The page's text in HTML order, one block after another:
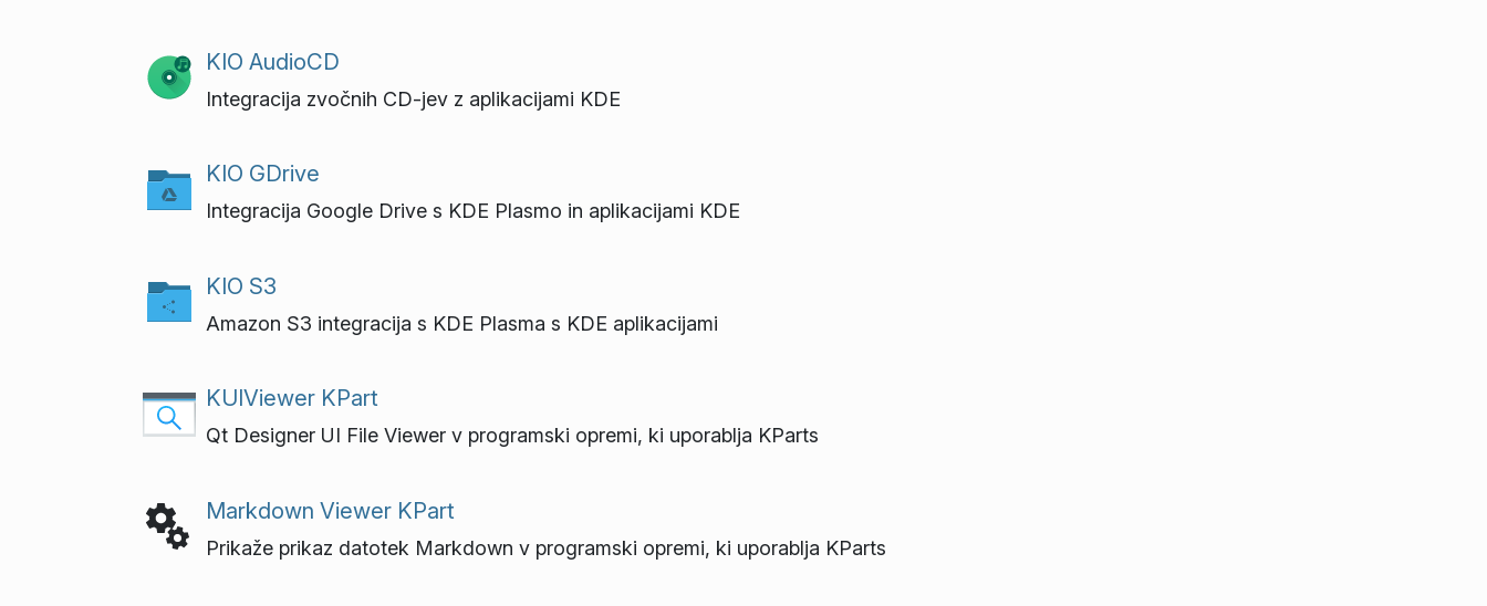
KIO AudioCD
Integracija zvočnih CD-jev z aplikacijami KDE
KIO GDrive
Integracija Google Drive s KDE Plasmo in aplikacijami KDE
KIO S3
Amazon S3 integracija s KDE Plasma s KDE aplikacijami
KUIViewer KPart
Qt Designer UI File Viewer v programski opremi, ki uporablja KParts
Markdown Viewer KPart
Prikaže prikaz datotek Markdown v programski opremi, ki uporablja KParts